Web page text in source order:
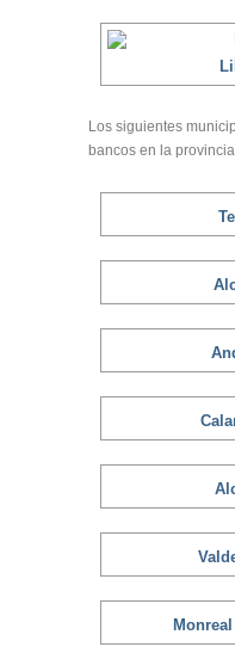
Los siguientes
bancos en la